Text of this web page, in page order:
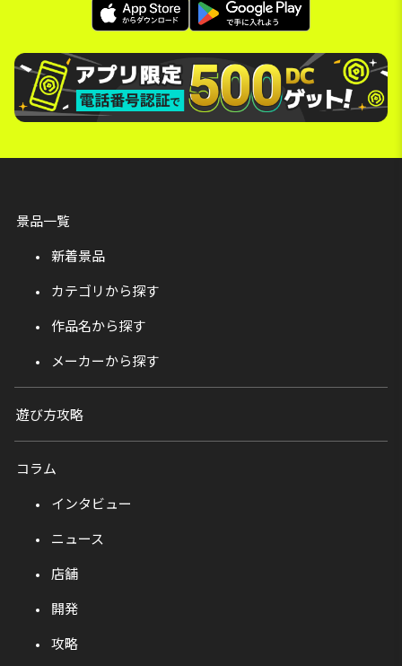
景品一覧
新着景品
カテゴリから探す
作品名から探す
メーカーから探す
遊び方攻略
コラム
インタビュー
ニュース
店舗
開発
攻略